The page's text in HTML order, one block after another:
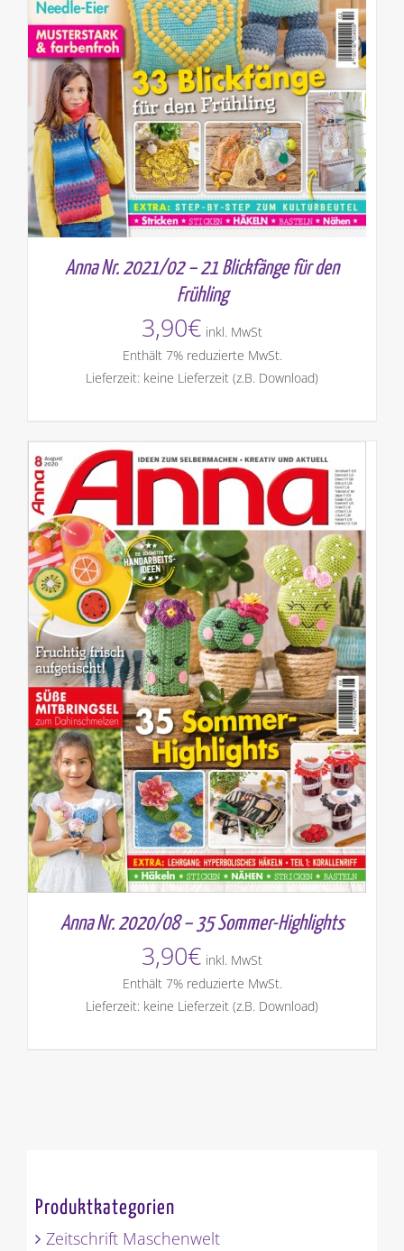
Anna Nr. 2021/02 – 21 Blickfänge für den
Frühling
3,90€ inkl. MwSt
Enthält 7% reduzierte MwSt.
Lieferzeit: keine Lieferzeit (z.B. Download)
Anna Nr. 2020/08 – 35 Sommer-Highlights
3,90€ inkl. MwSt
Enthält 7% reduzierte MwSt.
Lieferzeit: keine Lieferzeit (z.B. Download)
Produktkategorien
Zeitschrift Maschenwelt